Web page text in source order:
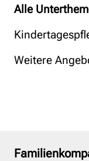
Alle
Weitere